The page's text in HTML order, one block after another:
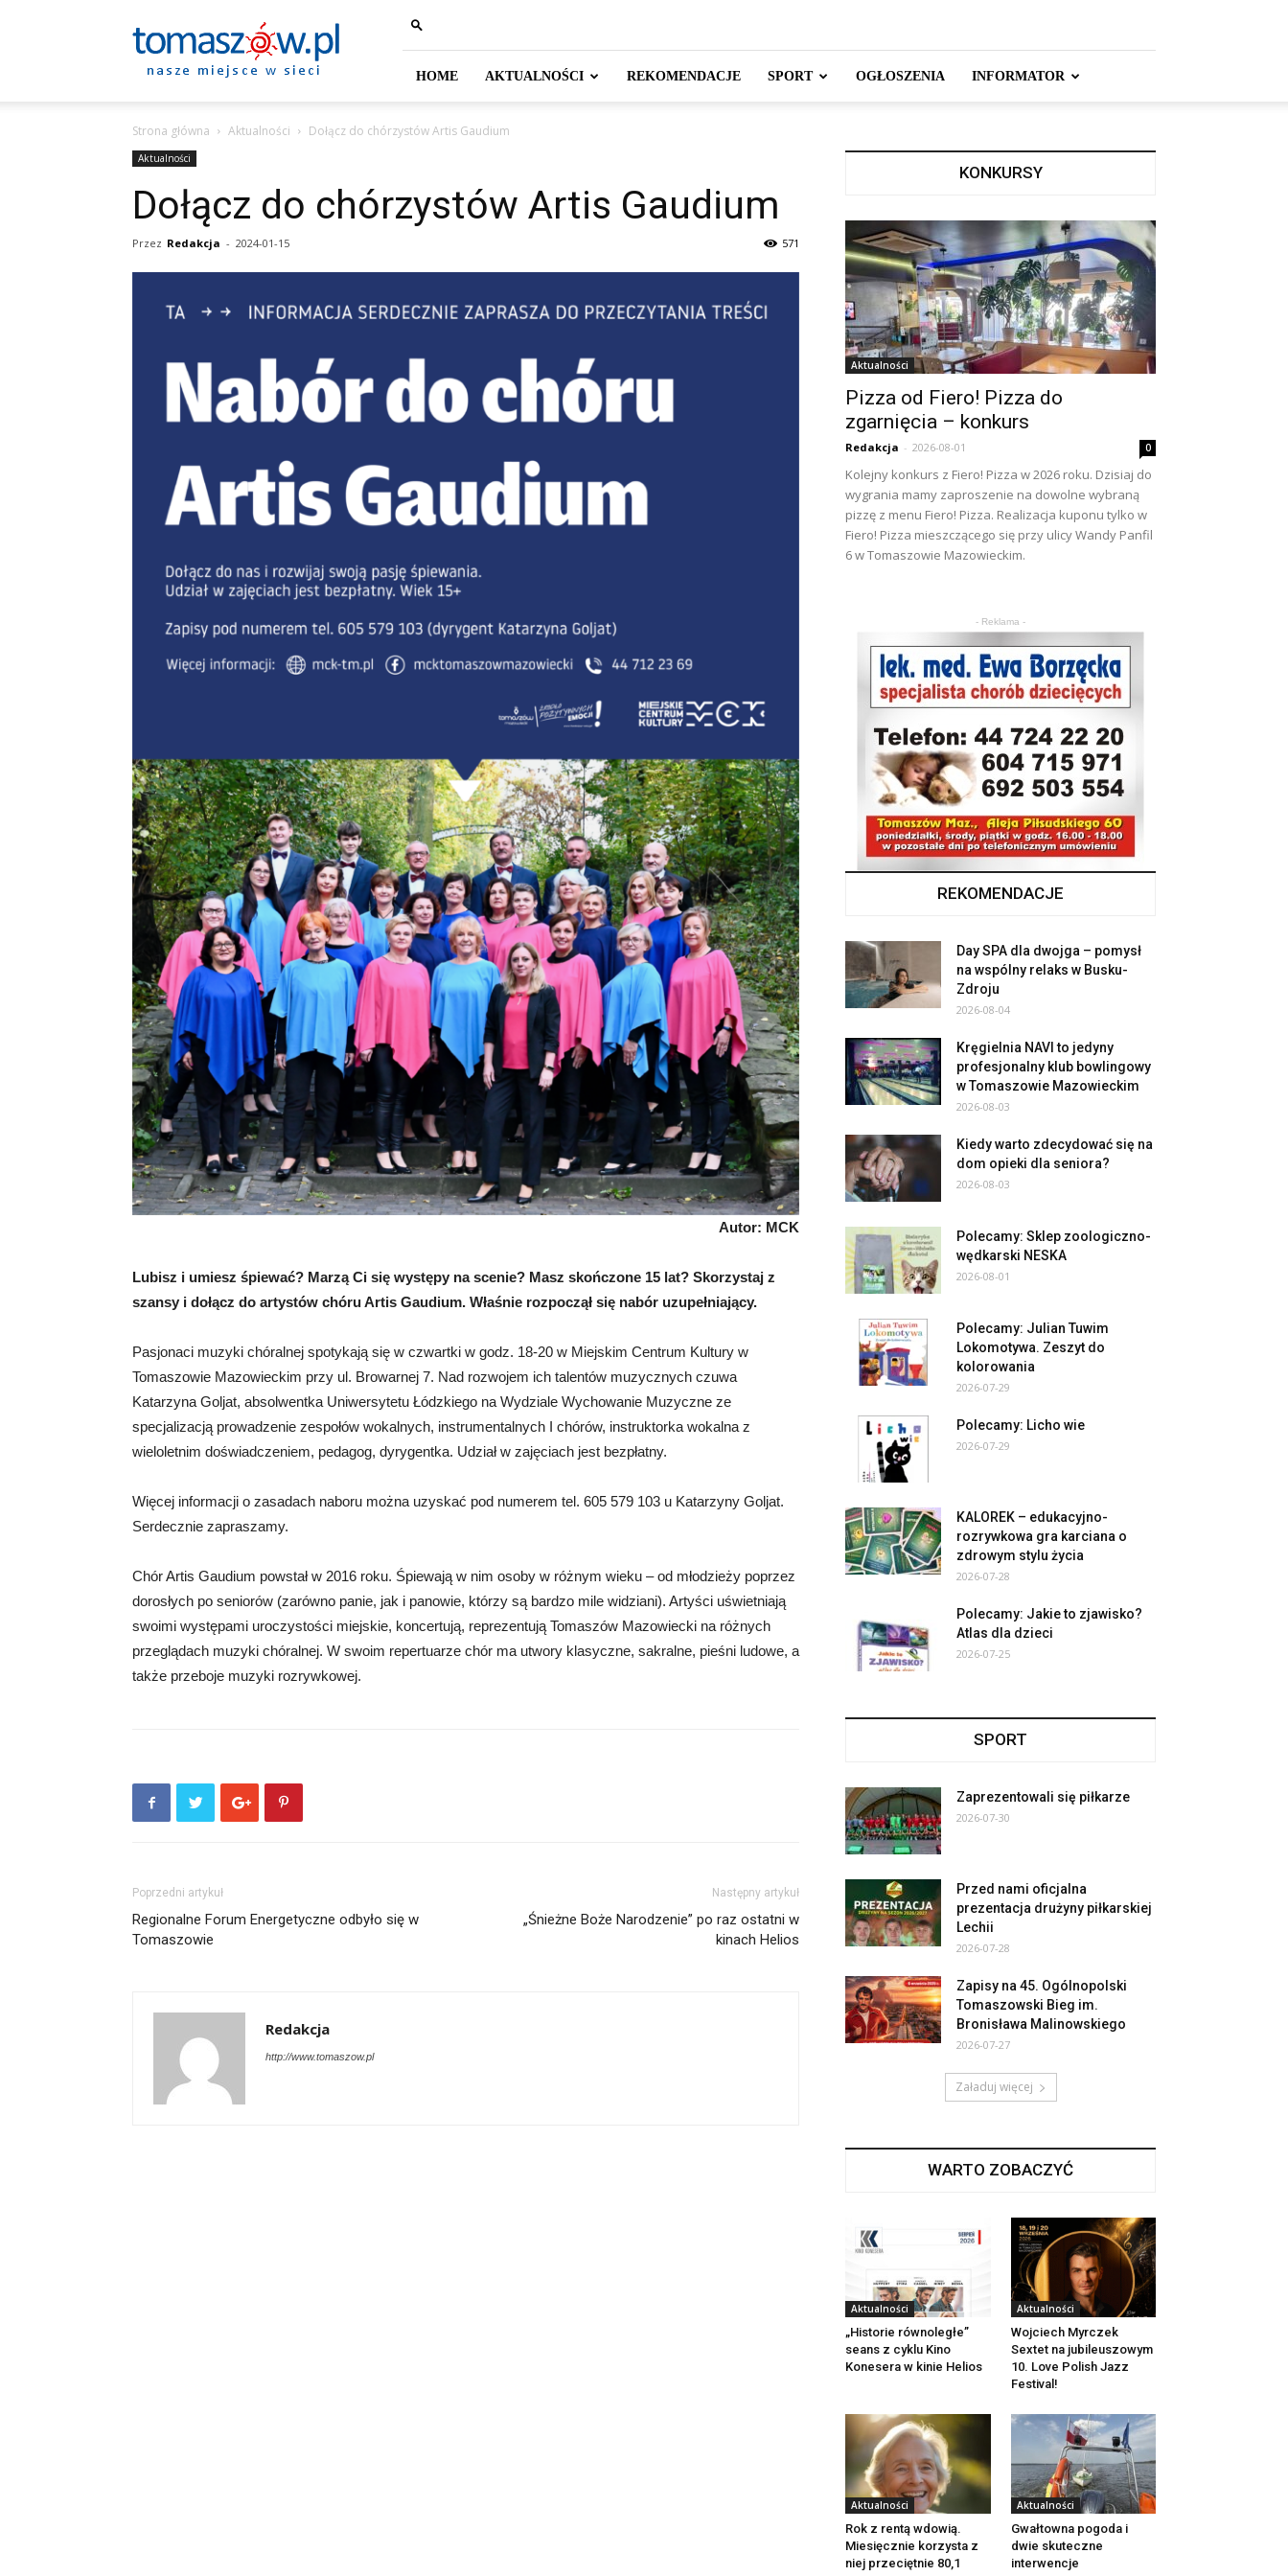
Mazowiecki
–
portal
HOME AKTUALNOŚCI REKOMENDACJE SPORT OGŁOSZENIA INFORMATOR
Strona główna Aktualności Dołącz do chórzystów Artis Gaudium
Aktualności
Dołącz do chórzystów Artis Gaudium
Przez Redakcja - 2024-01-15 571
Autor: MCK
Lubisz i umiesz śpiewać? Marzą Ci się występy na scenie? Masz skończone 15 lat? Skorzystaj z
szansy i dołącz do artystów chóru Artis Gaudium. Właśnie rozpoczął się nabór uzupełniający.
Pasjonaci muzyki chóralnej spotykają się w czwartki w godz. 18-20 w Miejskim Centrum Kultury w
Tomaszowie Mazowieckim przy ul. Browarnej 7. Nad rozwojem ich talentów muzycznych czuwa
Katarzyna Goljat, absolwentka Uniwersytetu Łódzkiego na Wydziale Wychowanie Muzyczne ze
specjalizacją prowadzenie zespołów wokalnych, instrumentalnych I chórów, instruktorka wokalna z
wieloletnim doświadczeniem, pedagog, dyrygentka. Udział w zajęciach jest bezpłatny.
Więcej informacji o zasadach naboru można uzyskać pod numerem tel. 605 579 103 u Katarzyny Goljat.
Serdecznie zapraszamy.
Chór Artis Gaudium powstał w 2016 roku. Śpiewają w nim osoby w różnym wieku – od młodzieży poprzez
dorosłych po seniorów (zarówno panie, jak i panowie, którzy są bardzo mile widziani). Artyści uświetniają
swoimi występami uroczystości miejskie, koncertują, reprezentują Tomaszów Mazowiecki na różnych
przeglądach muzyki chóralnej. W swoim repertuarze chór ma utwory klasyczne, sakralne, pieśni ludowe, a
także przeboje muzyki rozrywkowej.
Poprzedni artykuł
Regionalne Forum Energetyczne odbyło się w
Tomaszowie
Następny artykuł
„Śnieżne Boże Narodzenie” po raz ostatni w
kinach Helios
Redakcja
http://www.tomaszow.pl
KONKURSY
Aktualności
Pizza od Fiero! Pizza do
zgarnięcia – konkurs
Redakcja - 2026-08-01 0
Kolejny konkurs z Fiero! Pizza w 2026 roku. Dzisiaj do
wygrania mamy zaproszenie na dowolne wybraną
pizzę z menu Fiero! Pizza. Realizacja kuponu tylko w
Fiero! Pizza mieszczącego się przy ulicy Wandy Panfil
6 w Tomaszowie Mazowieckim.
- Reklama -
REKOMENDACJE
Day SPA dla dwojga – pomysł
na wspólny relaks w Busku-
Zdroju
2026-08-04
Kręgielnia NAVI to jedyny
profesjonalny klub bowlingowy
w Tomaszowie Mazowieckim
2026-08-03
Kiedy warto zdecydować się na
dom opieki dla seniora?
2026-08-03
Polecamy: Sklep zoologiczno-
wędkarski NESKA
2026-08-01
Polecamy: Julian Tuwim
Lokomotywa. Zeszyt do
kolorowania
2026-07-29
Polecamy: Licho wie
2026-07-29
KALOREK – edukacyjno-
rozrywkowa gra karciana o
zdrowym stylu życia
2026-07-28
Polecamy: Jakie to zjawisko?
Atlas dla dzieci
2026-07-25
SPORT
Zaprezentowali się piłkarze
2026-07-30
Przed nami oficjalna
prezentacja drużyny piłkarskiej
Lechii
2026-07-28
Zapisy na 45. Ogólnopolski
Tomaszowski Bieg im.
Bronisława Malinowskiego
2026-07-27
Załaduj więcej
WARTO ZOBACZYĆ
Aktualności
„Historie równoległe”
seans z cyklu Kino
Konesera w kinie Helios
Aktualności
Wojciech Myrczek
Sextet na jubileuszowym
10. Love Polish Jazz
Festival!
Aktualności
Rok z rentą wdowią.
Miesięcznie korzysta z
niej przeciętnie 80,1
Aktualności
Gwałtowna pogoda i
dwie skuteczne
interwencje